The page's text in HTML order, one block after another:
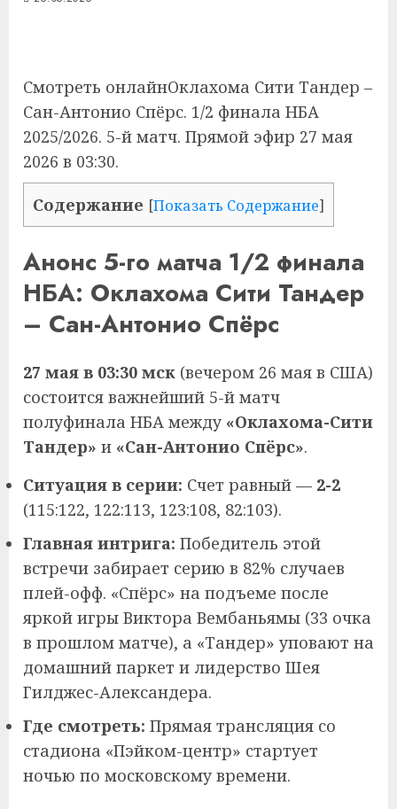
Смотреть онлайнОклахома Сити Тандер –
Сан-Антонио Спёрс. 1/2 финала НБА
2025/2026. 5-й матч. Прямой эфир 27 мая
2026 в 03:30.
Содержание [Показать Содержание]
Анонс 5-го матча 1/2 финала
НБА: Оклахома Сити Тандер
– Сан-Антонио Спёрс
27 мая в 03:30 мск (вечером 26 мая в США)
состоится важнейший 5-й матч
полуфинала НБА между «Оклахома-Сити
Тандер» и «Сан-Антонио Спёрс».
Ситуация в серии: Счет равный — 2-2
(115:122, 122:113, 123:108, 82:103).
Главная интрига: Победитель этой
встречи забирает серию в 82% случаев
плей-офф. «Спёрс» на подъеме после
яркой игры Виктора Вембаньямы (33 очка
в прошлом матче), а «Тандер» уповают на
домашний паркет и лидерство Шея
Гилджес-Александера.
Где смотреть: Прямая трансляция со
стадиона «Пэйком-центр» стартует
ночью по московскому времени.